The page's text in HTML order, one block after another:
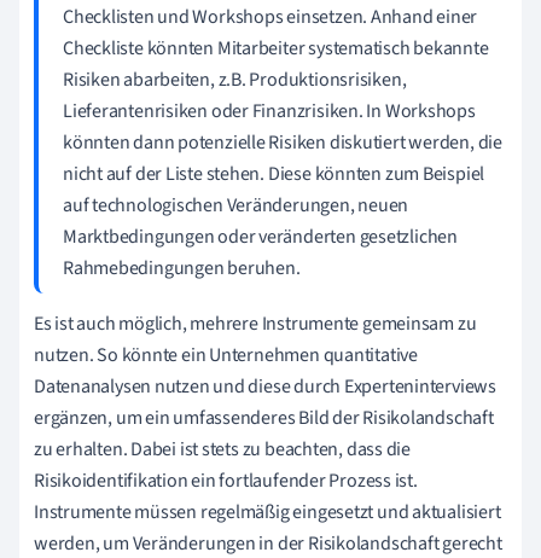
Checklisten und Workshops einsetzen. Anhand einer
Checkliste könnten Mitarbeiter systematisch bekannte
Risiken abarbeiten, z.B. Produktionsrisiken,
Lieferantenrisiken oder Finanzrisiken. In Workshops
könnten dann potenzielle Risiken diskutiert werden, die
nicht auf der Liste stehen. Diese könnten zum Beispiel
auf technologischen Veränderungen, neuen
Marktbedingungen oder veränderten gesetzlichen
Rahmebedingungen beruhen.
Es ist auch möglich, mehrere Instrumente gemeinsam zu
nutzen. So könnte ein Unternehmen quantitative
Datenanalysen nutzen und diese durch Experteninterviews
ergänzen, um ein umfassenderes Bild der Risikolandschaft
zu erhalten. Dabei ist stets zu beachten, dass die
Risikoidentifikation ein fortlaufender Prozess ist.
Instrumente müssen regelmäßig eingesetzt und aktualisiert
werden, um Veränderungen in der Risikolandschaft gerecht